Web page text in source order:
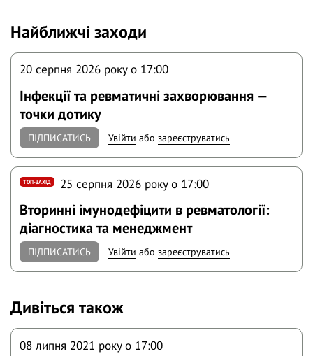
Найближчі заходи
20 серпня 2026 року o 17:00
Інфекції та ревматичні захворювання —
точки дотику
ПІДПИСАТИСЬ Увійти абозареєструватись
ТОП-ЗАХІД 25 серпня 2026 року o 17:00
Вторинні імунодефіцити в ревматології:
діагностика та менеджмент
ПІДПИСАТИСЬ Увійти абозареєструватись
Дивіться також
08 липня 2021 року o 17:00